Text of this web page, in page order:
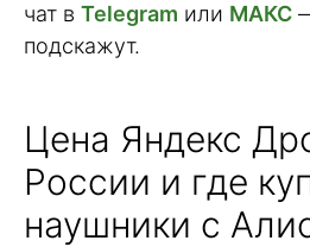
чат в Telegram или МАКС
подскажут.
Цена Яндекс
России и где
наушники с